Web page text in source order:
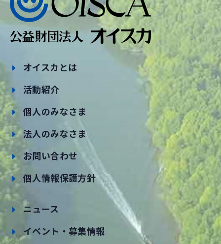
オイスカとは
活動紹介
個人のみなさま
法人のみなさま
お問い合わせ
個人情報保護方針
ニュース
イベント・募集情報